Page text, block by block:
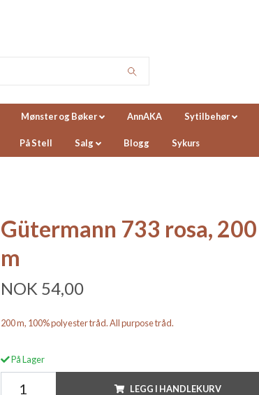
Mønster og Bøker AnnAKA Sytilbehør
På Stell Salg Blogg Sykurs
Gütermann 733 rosa, 200
m
NOK 54,00
200 m, 100% polyester tråd. All purpose tråd.
På Lager
LEGG I HANDLEKURV